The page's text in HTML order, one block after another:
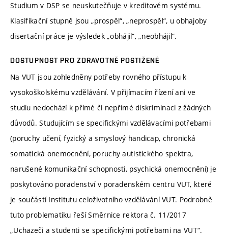
Studium v DSP se neuskutečňuje v kreditovém systému.
Klasifikační stupně jsou „prospěl“, „neprospěl“, u obhajoby
disertační práce je výsledek „obhájil“, „neobhájil“.
DOSTUPNOST PRO ZDRAVOTNĚ POSTIŽENÉ
Na VUT jsou zohledněny potřeby rovného přístupu k
vysokoškolskému vzdělávání. V přijímacím řízení ani ve
studiu nedochází k přímé či nepřímé diskriminaci z žádných
důvodů. Studujícím se specifickými vzdělávacími potřebami
(poruchy učení, fyzický a smyslový handicap, chronická
somatická onemocnění, poruchy autistického spektra,
narušené komunikační schopnosti, psychická onemocnění) je
poskytováno poradenství v poradenském centru VUT, které
je součástí Institutu celoživotního vzdělávání VUT. Podrobně
tuto problematiku řeší Směrnice rektora č. 11/2017
„Uchazeči a studenti se specifickými potřebami na VUT“.